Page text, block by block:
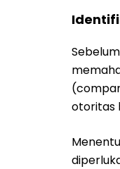
otoritas